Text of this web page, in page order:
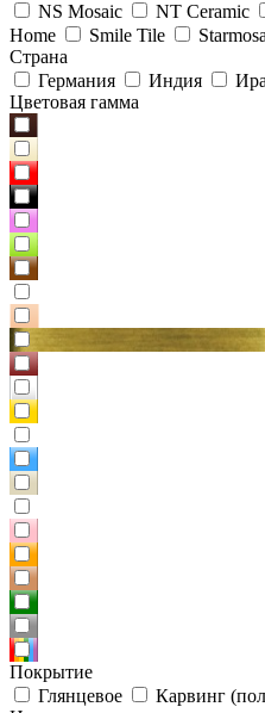
NS Mosaic
NT Ceramic
Home
Smile Tile
Страна
Германия
Индия
Цветовая гамма
Покрытие
Глянцевое
Карвинг